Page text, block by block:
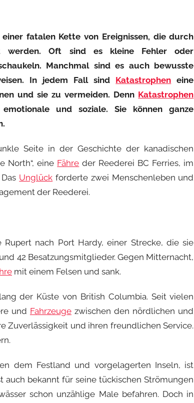
fatalen Kette von Ereignissen, die durch
werden. Oft sind es kleine Fehler oder
Manchmal sind es auch bewusste
In jedem Fall sind Katastrophen eine
und sie zu vermeiden. Denn Katastrophen
und soziale. Sie können ganze
Seite in der Geschichte der kanadischen
North“, eine Fähre der Reederei BC Ferries, im
Unglück forderte zwei Menschenleben und
der Reederei.
nach Port Hardy, einer Strecke, die sie
42 Besatzungsmitglieder. Gegen Mitternacht,
mit einem Felsen und sank.
der Küste von British Columbia. Seit vielen
und Fahrzeugezwischen den nördlichen und
Zuverlässigkeit und ihren freundlichen Service.
dem Festland und vorgelagerten Inseln, ist
bekannt für seine tückischen Strömungen
schon unzählige Male befahren. Doch in